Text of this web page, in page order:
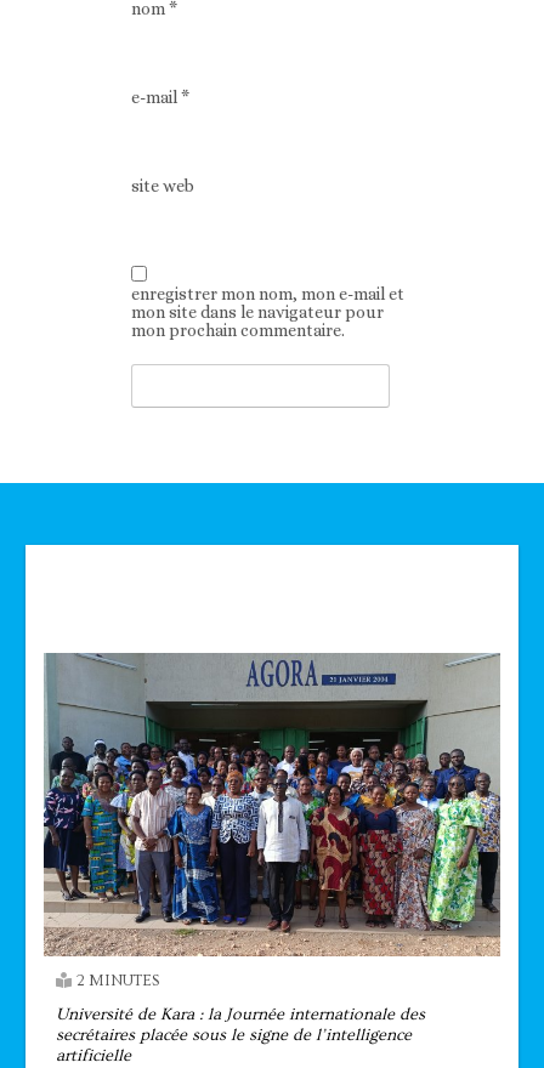
nom*
e-mail*
site web
enregistrer mon nom, mon e-mail et
mon site dans le navigateur pour
mon prochain commentaire.
2 MINUTES
Université de Kara : la Journée internationale des
secrétaires placée sous le signe de l’intelligence
artificielle